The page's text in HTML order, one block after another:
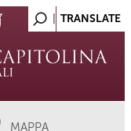
MAPPA